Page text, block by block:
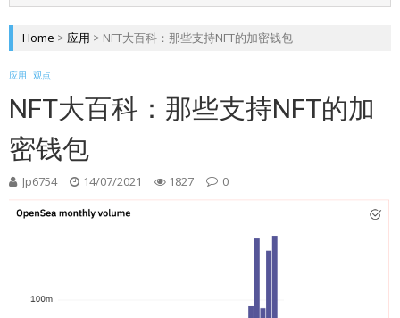
Home > 应用 > NFT大百科：那些支持NFT的加密钱包
应用 观点
NFT大百科：那些支持NFT的加
密钱包
Jp6754 14/07/2021 1827 0